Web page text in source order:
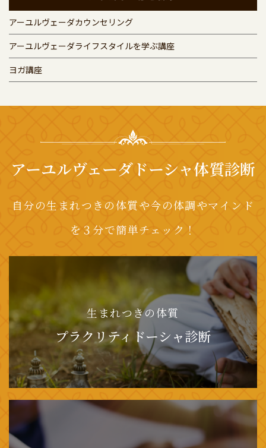
アーユルヴェーダカウンセリング
アーユルヴェーダライフスタイルを学ぶ講座
ヨガ講座
アーユルヴェーダドーシャ体質診断
自分の生まれつきの体質や今の体調やマインド
を３分で簡単チェック！
生まれつきの体質
プラクリティドーシャ診断